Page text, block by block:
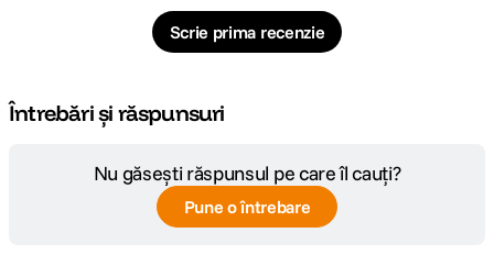
Scrie prima recenzie
Întrebări și răspunsuri
Nu găsești răspunsul pe care îl cauți?
Pune o întrebare